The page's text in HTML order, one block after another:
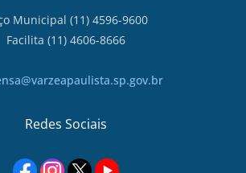
Municipal (11) 4596-9600
Facilita (11) 4606-8666
Redes Sociais